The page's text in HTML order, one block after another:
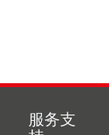
服务支